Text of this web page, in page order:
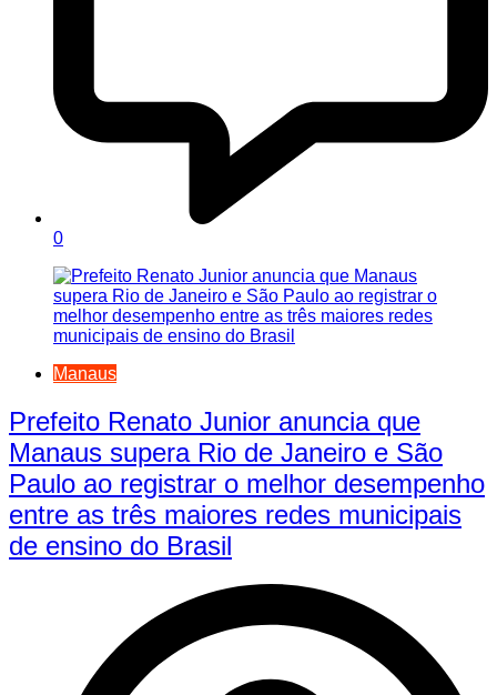
0
Manaus
Prefeito Renato Junior anuncia que
Manaus supera Rio de Janeiro e São
Paulo ao registrar o melhor desempenho
entre as três maiores redes municipais
de ensino do Brasil